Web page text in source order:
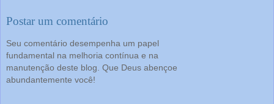
Postar um comentário
Seu comentário desempenha um papel
fundamental na melhoria contínua e na
manutenção deste blog. Que Deus abençoe
abundantemente você!